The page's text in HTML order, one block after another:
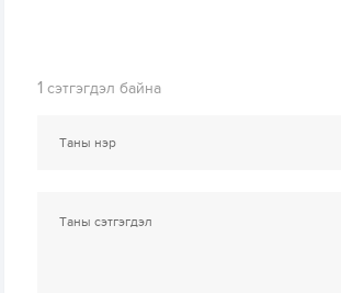
1 сэтгэгдэл байна